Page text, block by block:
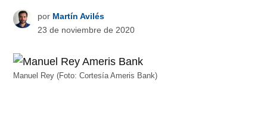
por Martín Avilés
23 de noviembre de 2020
Manuel Rey (Foto: Cortesía Ameris Bank)